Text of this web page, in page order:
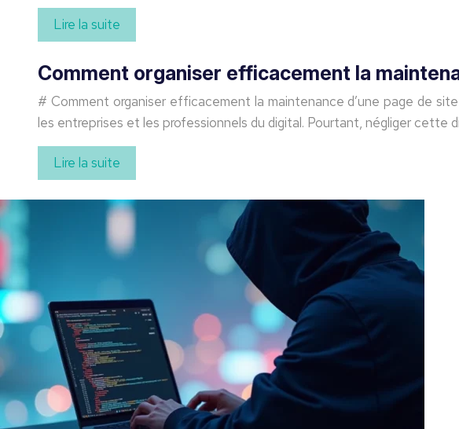
Lire la suite
Comment organiser efficacement la
# Comment organiser efficacement la maintenance d’une page de
les entreprises et les professionnels du digital. Pourtant, négliger cette
Lire la suite